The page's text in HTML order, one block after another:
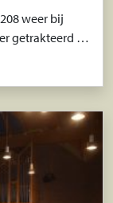
weer bij
getrakteerd …